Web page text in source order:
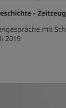
-
mit
2019